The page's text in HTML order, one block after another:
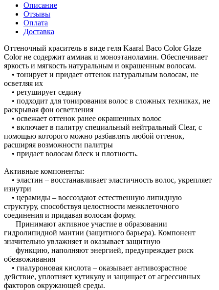
Описание
Отзывы
Оплата
Доставка
Оттеночный краситель в виде геля Kaaral Baco Color Glaze
Color не содержит аммиак и моноэтаноламин. Обеспечивает
яркость и мягкость натуральным и окрашенным волосам.
• тонирует и придает оттенок натуральным волосам, не
осветляя их
• ретуширует седину
• подходит для тонирования волос в сложных техниках, не
раскрывая фон осветления
• освежает оттенок ранее окрашенных волос
• включает в палитру специальный нейтральный Clear, с
помощью которого можно разбавлять любой оттенок,
расширяя возможности палитры
• придает волосам блеск и плотность.
Активные компоненты:
• эластин – восстанавливает эластичность волос, укрепляет
изнутри
• церамиды – воссоздают естественную липидную
структуру, способствуя целостности межклеточного
соединения и придавая волосам форму.
Принимают активное участие в образовании
гидролипидной мантии (защитного барьера). Компонент
значительно увлажняет и оказывает защитную
функцию, наполняют энергией, предупреждает риск
обезвоживания
• гиалуроновая кислота – оказывает антивозрастное
действие, уплотняет кутикулу и защищает от агрессивных
факторов окружающей среды.